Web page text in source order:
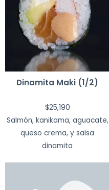
Dinamita Maki (1/2)
$25,190
Salmón, kanikama, aguacate,
queso crema, y salsa
dinamita